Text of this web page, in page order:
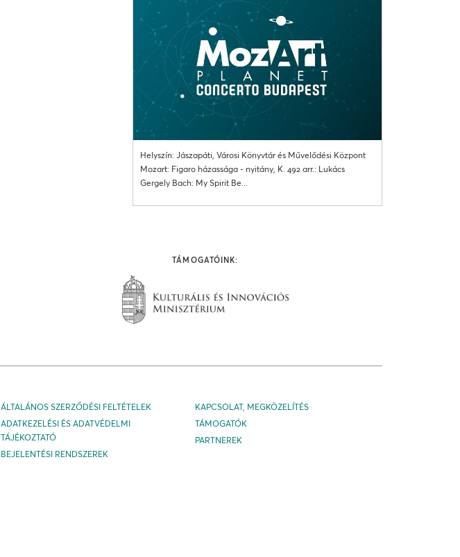
Helyszín: Jászapáti, Városi Könyvtár és Művelődési Központ
Mozart: Figaro házassága - nyitány, K. 492 arr.: Lukács
Gergely Bach: My Spirit Be...
TÁMOGATÓINK:
ÁLTALÁNOS SZERZŐDÉSI FELTÉTELEK
ADATKEZELÉSI ÉS ADATVÉDELMI
TÁJÉKOZTATÓ
BEJELENTÉSI RENDSZEREK
KAPCSOLAT, MEGKÖZELÍTÉS
TÁMOGATÓK
PARTNEREK